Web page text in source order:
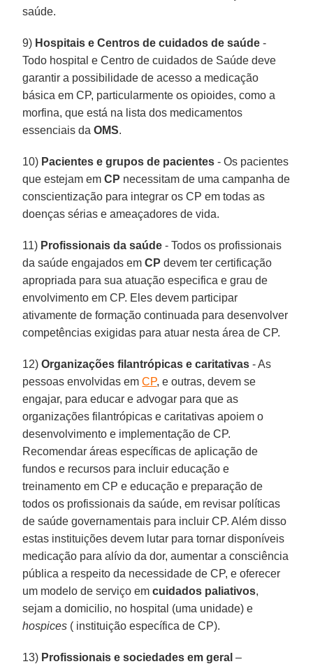
saúde.
9) Hospitais e Centros de cuidados de saúde -
Todo hospital e Centro de cuidados de Saúde deve
garantir a possibilidade de acesso a medicação
básica em CP, particularmente os opioides, como a
morfina, que está na lista dos medicamentos
essenciais daOMS.
10) Pacientes e grupos de pacientes - Os pacientes
que estejam emCP necessitam de uma campanha de
conscientização para integrar os CP em todas as
doenças sérias e ameaçadores de vida.
11) Profissionais da saúde - Todos os profissionais
da saúde engajados emCP devem ter certificação
apropriada para sua atuação especifica e grau de
envolvimento em CP. Eles devem participar
ativamente de formação continuada para desenvolver
competências exigidas para atuar nesta área de CP.
12)Organizações filantrópicas e caritativas - As
pessoas envolvidas emCP, e outras, devem se
engajar, para educar e advogar para que as
organizações filantrópicas e caritativas apoiem o
desenvolvimento e implementação de CP.
Recomendar áreas específicas de aplicação de
fundos e recursos para incluir educação e
treinamento em CP e educação e preparação de
todos os profissionais da saúde, em revisar políticas
de saúde governamentais para incluir CP. Além disso
estas instituições devem lutar para tornar disponíveis
medicação para alívio da dor, aumentar a consciência
pública a respeito da necessidade de CP, e oferecer
um modelo de serviço emcuidados paliativos,
sejam a domicilio, no hospital (uma unidade) e
hospices ( instituição específica de CP).
13) Profissionais e sociedades em geral –